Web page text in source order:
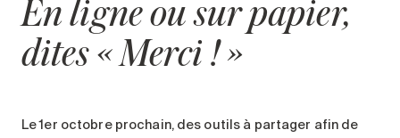
En ligne ou sur papier,
dites « Merci ! »
Le 1er octobre prochain, des outils à partager afin de